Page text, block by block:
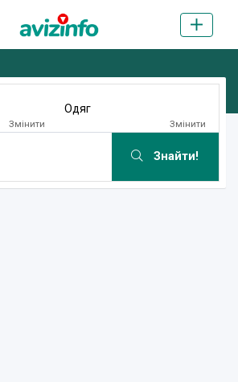
Змінити
Одяг
Змінити
Знайти!